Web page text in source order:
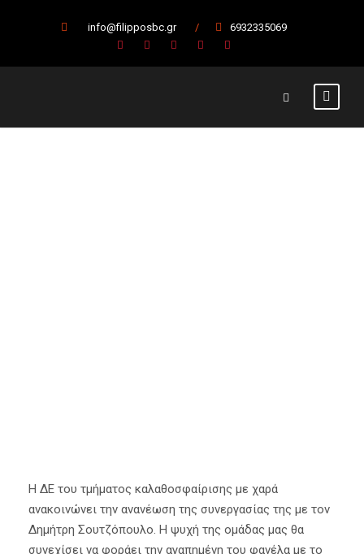
info@filipposbc.gr / 6932335069
Η ΔΕ του τμήματος καλαθοσφαίρισης με χαρά
ανακοινώνει την ανανέωση της συνεργασίας της με τον
Δημήτρη Σουτζόπουλο. Η ψυχή της ομάδας μας θα
συνεχίσει να φοράει την αγαπημένη του φανέλα με το